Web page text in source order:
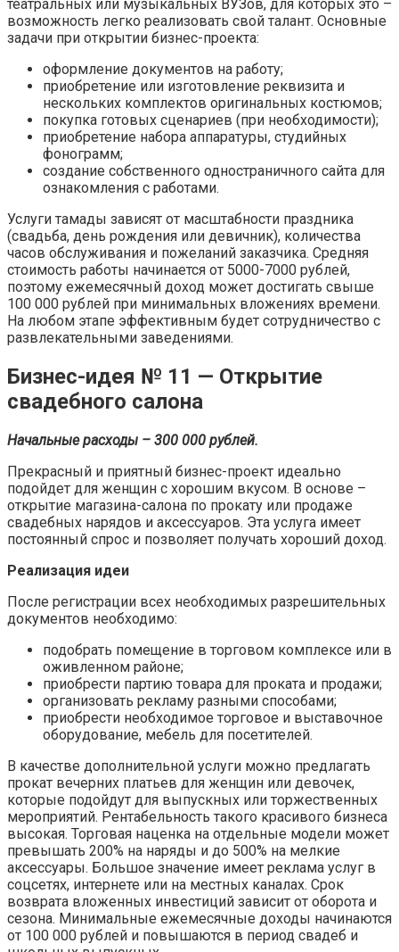
театральных или музыкальных ВУЗов, для которых это –
возможность легко реализовать свой талант. Основные
задачи при открытии бизнес-проекта:
оформление документов на работу;
приобретение или изготовление реквизита и
нескольких комплектов оригинальных костюмов;
покупка готовых сценариев (при необходимости);
приобретение набора аппаратуры, студийных
фонограмм;
создание собственного одностраничного сайта для
ознакомления с работами.
Услуги тамады зависят от масштабности праздника
(свадьба, день рождения или девичник), количества
часов обслуживания и пожеланий заказчика. Средняя
стоимость работы начинается от 5000-7000 рублей,
поэтому ежемесячный доход может достигать свыше
100 000 рублей при минимальных вложениях времени.
На любом этапе эффективным будет сотрудничество с
развлекательными заведениями.
Бизнес-идея № 11 — Открытие
свадебного салона
Начальные расходы – 300 000 рублей.
Прекрасный и приятный бизнес-проект идеально
подойдет для женщин с хорошим вкусом. В основе –
открытие магазина-салона по прокату или продаже
свадебных нарядов и аксессуаров. Эта услуга имеет
постоянный спрос и позволяет получать хороший доход.
Реализация идеи
После регистрации всех необходимых разрешительных
документов необходимо:
подобрать помещение в торговом комплексе или в
оживленном районе;
приобрести партию товара для проката и продажи;
организовать рекламу разными способами;
приобрести необходимое торговое и выставочное
оборудование, мебель для посетителей.
В качестве дополнительной услуги можно предлагать
прокат вечерних платьев для женщин или девочек,
которые подойдут для выпускных или торжественных
мероприятий. Рентабельность такого красивого бизнеса
высокая. Торговая наценка на отдельные модели может
превышать 200% на наряды и до 500% на мелкие
аксессуары. Большое значение имеет реклама услуг в
соцсетях, интернете или на местных каналах. Срок
возврата вложенных инвестиций зависит от оборота и
сезона. Минимальные ежемесячные доходы начинаются
от 100 000 рублей и повышаются в период свадеб и